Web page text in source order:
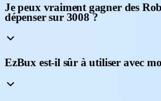
Je peux vraiment gagner des
dépenser sur 3008 ?
EzBux est-il sûr à utiliser avec